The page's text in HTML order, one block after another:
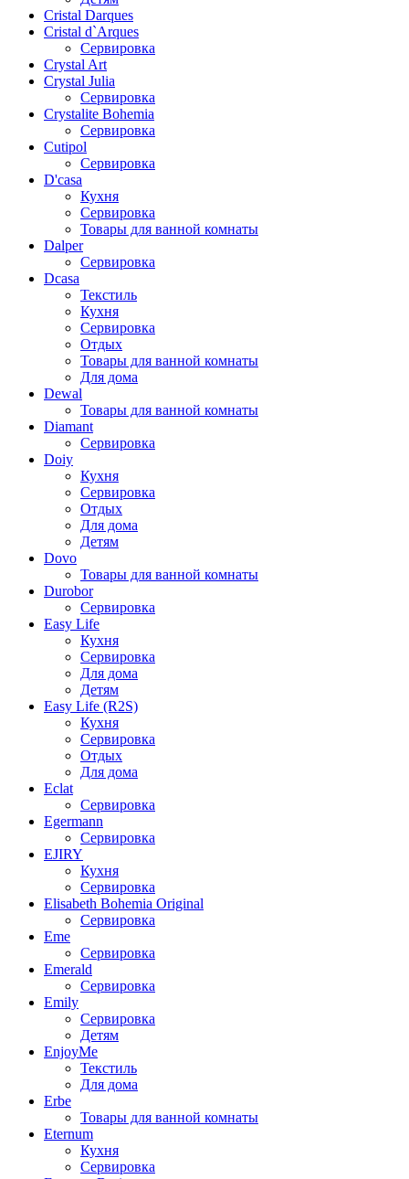
Cristal Darques
Cristal d`Arques
Сервировка
Crystal Art
Crystal Julia
Сервировка
Crystalite Bohemia
Сервировка
Cutipol
Сервировка
D'casa
Кухня
Сервировка
Товары для ванной комнаты
Dalper
Сервировка
Dcasa
Текстиль
Кухня
Сервировка
Отдых
Товары для ванной комнаты
Для дома
Dewal
Товары для ванной комнаты
Diamant
Сервировка
Doiy
Кухня
Сервировка
Отдых
Для дома
Детям
Dovo
Товары для ванной комнаты
Durobor
Сервировка
Easy Life
Кухня
Сервировка
Для дома
Детям
Easy Life (R2S)
Кухня
Сервировка
Отдых
Для дома
Eclat
Сервировка
Egermann
Сервировка
EJIRY
Кухня
Сервировка
Elisabeth Bohemia Original
Сервировка
Eme
Сервировка
Emerald
Сервировка
Emily
Сервировка
Детям
EnjoyMe
Текстиль
Для дома
Erbe
Товары для ванной комнаты
Eternum
Кухня
Сервировка